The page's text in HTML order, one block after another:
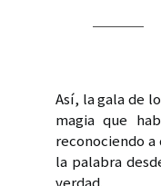
Así, la gala de
magia que
reconociendo
la palabra
verdad.